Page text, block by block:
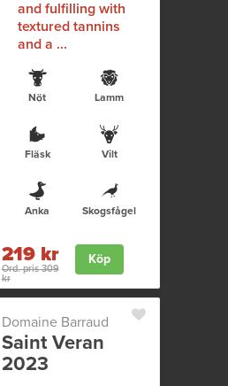
and fulfilling with
textured tannins
and a ...
Nöt Lamm
Fläsk Vilt
Anka Skogsfågel
219 kr
Ord. pris 309
kr
Köp
Domaine Barraud
Saint Veran
2023